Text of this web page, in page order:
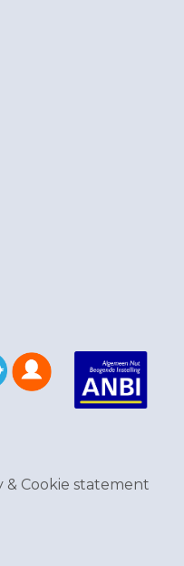
& Cookie statement